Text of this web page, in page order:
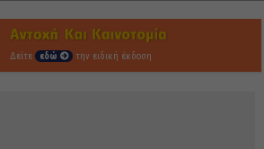
Δείτε εδώ την ειδική έκδοση